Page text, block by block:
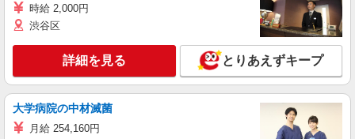
時給 2,000円
渋谷区
詳細を見る とりあえずキープ
大学病院の中材滅菌
月給 254,160円